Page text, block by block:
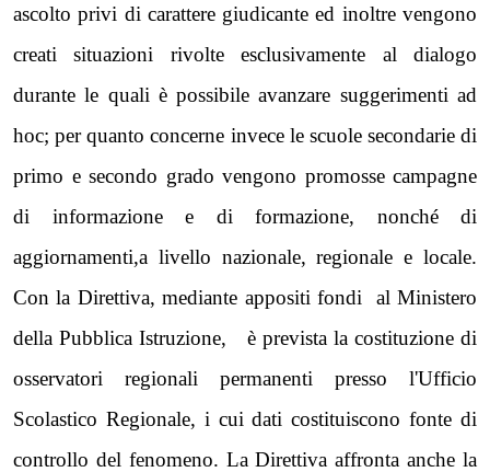
ascolto privi di carattere giudicante ed inoltre vengono
creati situazioni rivolte esclusivamente al dialogo
durante le quali è possibile avanzare suggerimenti ad
hoc; per quanto concerne invece le scuole secondarie di
primo e secondo grado vengono promosse campagne
di informazione e di formazione, nonché di
aggiornamenti,a livello nazionale, regionale e locale.
Conla Direttiva, mediante appositi fondi al Ministero
della Pubblica Istruzione, è prevista la costituzione di
osservatori regionali permanenti presso l'Ufficio
Scolastico Regionale, i cui dati costituiscono fonte di
controllo del fenomeno. La Direttiva affronta anche la